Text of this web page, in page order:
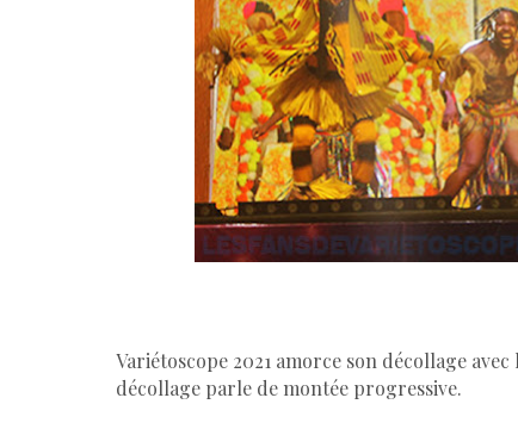
Variétoscope 2021 amorce son décollage
décollage parle de montée progressive.